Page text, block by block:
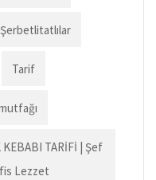
Şerbetlitatlılar
Tarif
KEBABI TARİFİ | Şef
Lezzet